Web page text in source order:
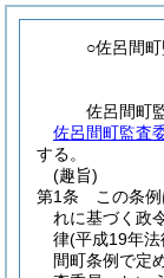
○佐呂間
佐呂間町
佐呂間町監査
する。
(趣旨)
第1条
この条
れに基づく政
律(平成19年
間町条例で定